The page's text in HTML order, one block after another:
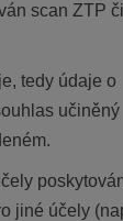
scan ZTP či
tedy údaje o
učiněný
jiné účely